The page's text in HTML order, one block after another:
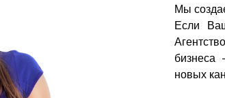
Мы
Если
бизнеса
новых